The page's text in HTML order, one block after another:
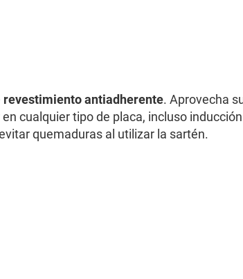
revestimiento antiadherente. Aprovecha
cualquier tipo de placa, incluso
quemaduras al utilizar la sartén.